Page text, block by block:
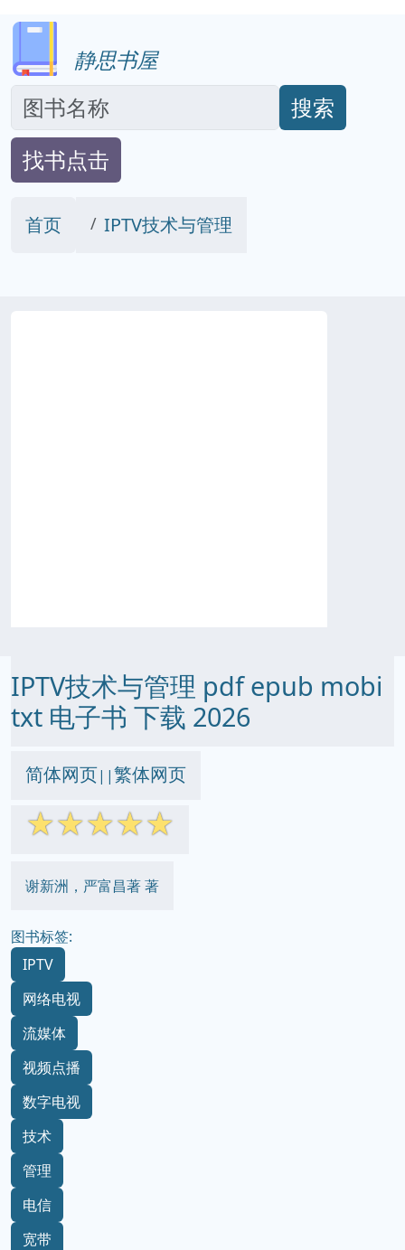
静思书屋
搜索
找书点击
首页 IPTV技术与管理
IPTV技术与管理 pdf epub mobi
txt 电子书 下载 2026
简体网页||繁体网页
☆☆☆☆☆
谢新洲，严富昌著 著
图书标签:
IPTV
网络电视
流媒体
视频点播
数字电视
技术
管理
电信
宽带